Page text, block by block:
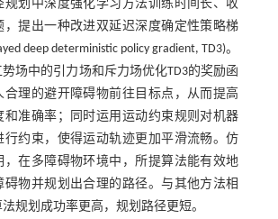
规划中深度强化学习方法训练时间长、收
，提出一种改进双延迟深度确定性策略梯
deep deterministic policy gradient, TD3)。
场中的引力场和斥力场优化TD3的奖励函
合理的避开障碍物前往目标点，从而提高
和准确率；同时运用运动约束规则对机器
行约束，使得运动轨迹更加平滑流畅。仿
，在多障碍物环境中，所提算法能有效地
碍物并规划出合理的路径。与其他方法相
规划成功率更高，规划路径更短。